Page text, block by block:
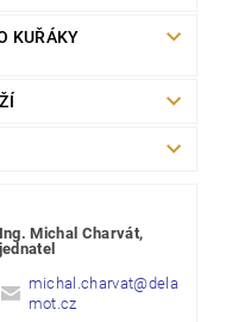
KUŘÁKY
Ing. Michal Charvát,
jednatel
michal.charvat@dela
mot.cz